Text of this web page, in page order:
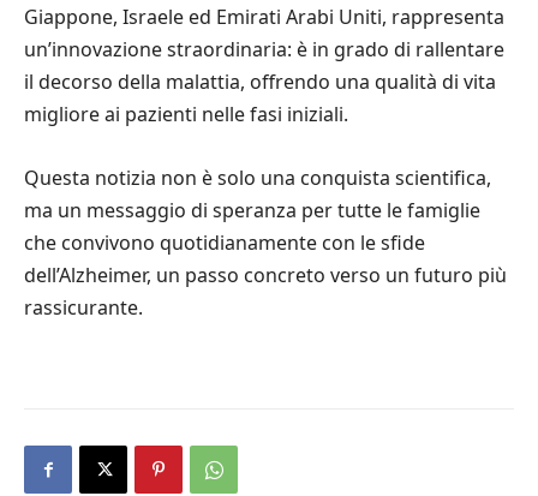
Giappone, Israele ed Emirati Arabi Uniti, rappresenta
un’innovazione straordinaria: è in grado di rallentare
il decorso della malattia, offrendo una qualità di vita
migliore ai pazienti nelle fasi iniziali.
Questa notizia non è solo una conquista scientifica,
ma un messaggio di speranza per tutte le famiglie
che convivono quotidianamente con le sfide
dell’Alzheimer, un passo concreto verso un futuro più
rassicurante.